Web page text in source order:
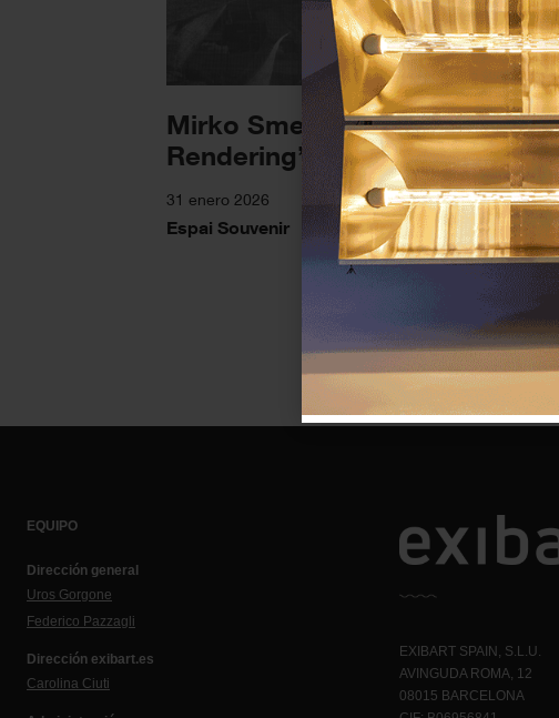
Mirko Smerdel – ‘Utopia
Rendering’
31 enero 2026
Espai Souvenir
EQUIPO
Dirección general
Uros Gorgone
Federico Pazzagli
Dirección exibart.es
Carolina Ciuti
EXIBART SPAIN, S.L.U.
AVINGUDA ROMA, 12
08015 BARCELONA